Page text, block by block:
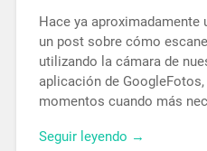
Hace ya
un post sobre cómo
utilizando la cámara de
aplicación de
momentos cuando más
Seguir leyendo →